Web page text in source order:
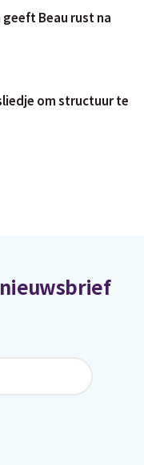
Beau rust na
om structuur te